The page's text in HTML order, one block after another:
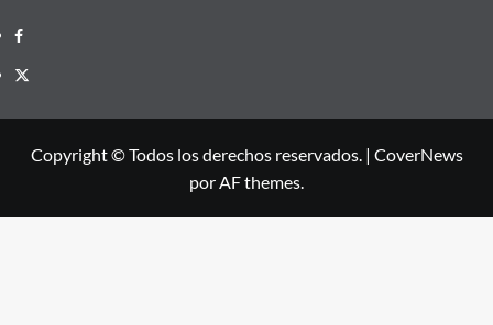
Facebook
Twitter
Copyright © Todos los derechos reservados. | CoverNews
por AF themes.